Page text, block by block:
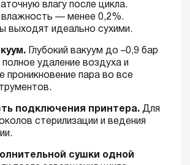
влагу после цикла.
влажность — менее 0,2%.
выходят идеально сухими.
Глубокий вакуум до –0,9 бар
полное удаление воздуха и
проникновение пара во все
подключения принтера. Для
стерилизации и ведения
сушки одной